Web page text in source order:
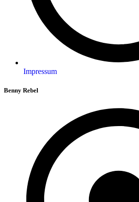
Impressum
Benny Rebel